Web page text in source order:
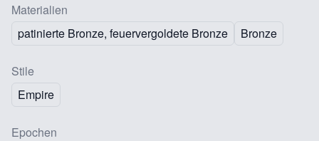
Materialien
patinierte Bronze, feuervergoldete Bronze
Bronze
Stile
Empire
Epochen